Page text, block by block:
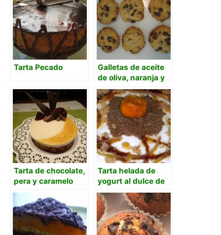
Tarta Pecado
Galletas de aceite
de oliva, naranja y
chocolate negro
Tarta de chocolate,
pera y caramelo
Tarta helada de
yogurt al dulce de
leche y naranja